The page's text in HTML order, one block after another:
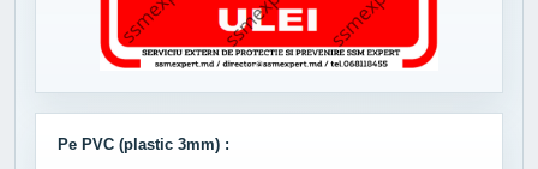
Pe PVC (plastic 3mm) :